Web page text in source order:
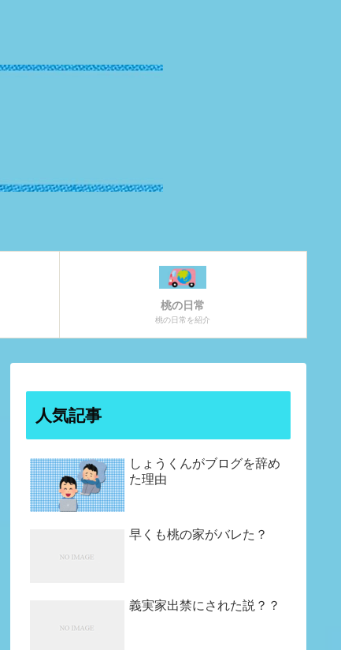
桃の日常
桃の日常を紹介
人気記事
しょうくんがブログを辞め
た理由
早くも桃の家がバレた？
義実家出禁にされた説？？